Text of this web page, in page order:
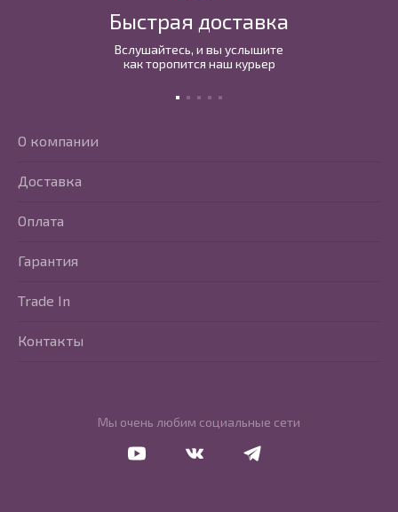
Быстрая доставка
Вслушайтесь, и вы услышите
как торопится наш курьер
Мы очень любим социальные сети
О компании
Доставка
Оплата
Гарантия
Trade In
Контакты